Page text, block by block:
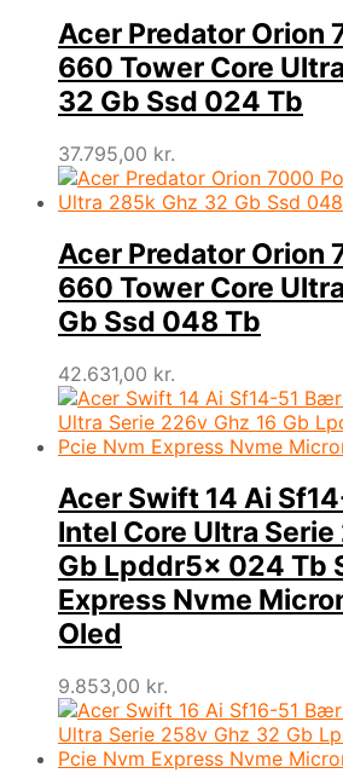
Acer Predator Orion
660 Tower Core
32 Gb Ssd 024 Tb
37.795,00 kr.
Acer Predator Orion
660 Tower Core
Gb Ssd 048 Tb
42.631,00 kr.
Acer Swift 14 Ai
Intel Core Ultra
Gb Lpddr5x 024 Tb
Express Nvme
Oled
9.853,00 kr.